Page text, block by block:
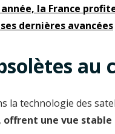
la France
dernières avancées
la technologie des
offrent une vue stable